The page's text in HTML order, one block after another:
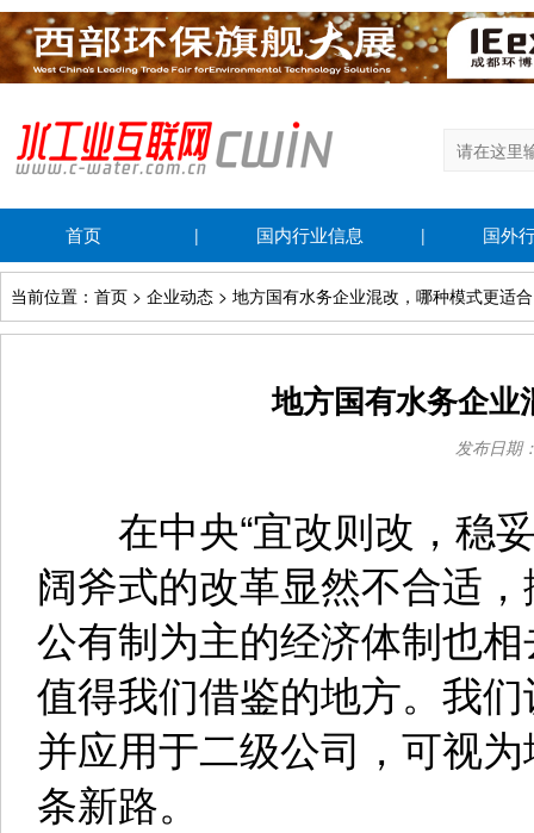
首页 | 国内行业信息 | 国外
当前位置：首页 > 企业动态 > 地方国有水务企业混改，哪种模式更适
地方国有水务企业
发布日期
在中央“宜改则改，稳妥
阔斧式的改革显然不合适
公有制为主的经济体制也
值得我们借鉴的地方。我
并应用于二级公司，可视
条新路。